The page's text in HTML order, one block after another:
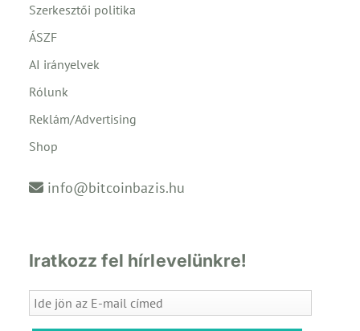
Szerkesztői politika
ÁSZF
AI irányelvek
Rólunk
Reklám/Advertising
Shop
info@bitcoinbazis.hu
Iratkozz fel hírlevelünkre!